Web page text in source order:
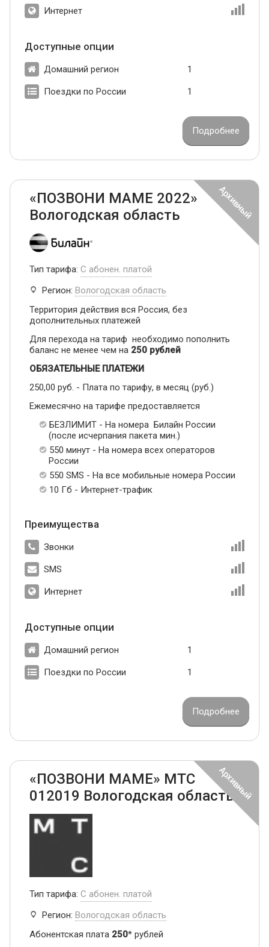
Интернет
Доступные опции
Домашний регион 1
Поездки по России 1
Подробнее
«ПОЗВОНИ МАМЕ 2022»
Вологодская область
Тип тарифа: С абонен. платой
Регион: Вологодская область
Территория действия вся Россия, без
дополнительных платежей
Для перехода на тариф необходимо пополнить
баланс не менее чем на 250 рублей
ОБЯЗАТЕЛЬНЫЕ ПЛАТЕЖИ
250,00 руб. - Плата по тарифу, в месяц (руб.)
Ежемесячно на тарифе предоставляется
БЕЗЛИМИТ - На номера Билайн России
(после исчерпания пакета мин.)
550 минут - На номера всех операторов
России
550 SMS - На все мобильные номера России
10 Гб - Интернет-трафик
Преимущества
Звонки
SMS
Интернет
Доступные опции
Домашний регион 1
Поездки по России 1
Подробнее
«ПОЗВОНИ МАМЕ» МТС
012019 Вологодская область
Тип тарифа: С абонен. платой
Регион: Вологодская область
Абонентская плата 250* рублей